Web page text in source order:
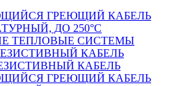
ГРЕЮЩИЙ КАБЕЛЬ
ДО 250°С
ТЕПЛОВЫЕ СИСТЕМЫ
КАБЕЛЬ
КАБЕЛЬ
ГРЕЮЩИЙ КАБЕЛЬ